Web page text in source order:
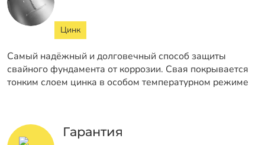
Цинк
Самый надёжный и долговечный способ защиты
свайного фундамента от коррозии. Свая покрывается
тонким слоем цинка в особом температурном режиме
Гарантия